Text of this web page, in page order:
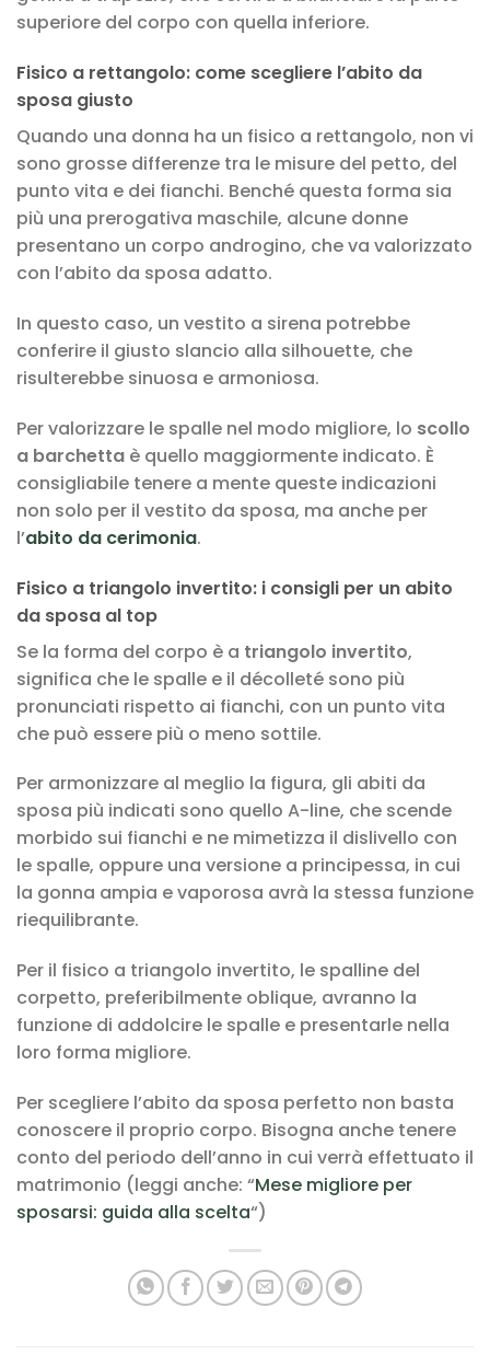
superiore del corpo con quella inferiore.
Fisico a rettangolo: come scegliere l’abito da
sposa giusto
Quando una donna ha un fisico a rettangolo, non vi
sono grosse differenze tra le misure del petto, del
punto vita e dei fianchi. Benché questa forma sia
più una prerogativa maschile, alcune donne
presentano un corpo androgino, che va valorizzato
con l’abito da sposa adatto.
In questo caso, un vestito a sirena potrebbe
conferire il giusto slancio alla silhouette, che
risulterebbe sinuosa e armoniosa.
Per valorizzare le spalle nel modo migliore, lo scollo
a barchetta è quello maggiormente indicato. È
consigliabile tenere a mente queste indicazioni
non solo per il vestito da sposa, ma anche per
l’abito da cerimonia.
Fisico a triangolo invertito: i consigli per un abito
da sposa al top
Se la forma del corpo è a triangolo invertito,
significa che le spalle e il décolleté sono più
pronunciati rispetto ai fianchi, con un punto vita
che può essere più o meno sottile.
Per armonizzare al meglio la figura, gli abiti da
sposa più indicati sono quello A-line, che scende
morbido sui fianchi e ne mimetizza il dislivello con
le spalle, oppure una versione a principessa, in cui
la gonna ampia e vaporosa avrà la stessa funzione
riequilibrante.
Per il fisico a triangolo invertito, le spalline del
corpetto, preferibilmente oblique, avranno la
funzione di addolcire le spalle e presentarle nella
loro forma migliore.
Per scegliere l’abito da sposa perfetto non basta
conoscere il proprio corpo. Bisogna anche tenere
conto del periodo dell’anno in cui verrà effettuato il
matrimonio (leggi anche: “Mese migliore per
sposarsi: guida alla scelta“)